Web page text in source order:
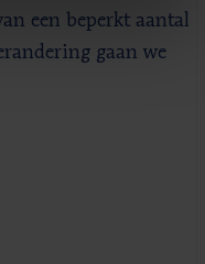
een beperkt aantal
gaan we